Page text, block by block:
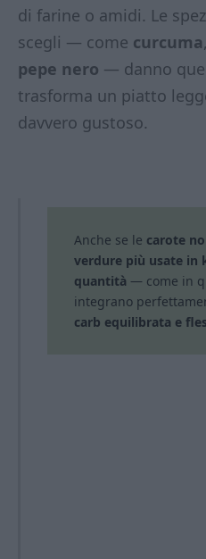
di farine o amidi. Le
scegli — come curcuma,
pepe nero — danno
trasforma un piatto
davvero gustoso.
Anche se le carote
verdure più usate in
quantità — come in
integrano
carb equilibrata e